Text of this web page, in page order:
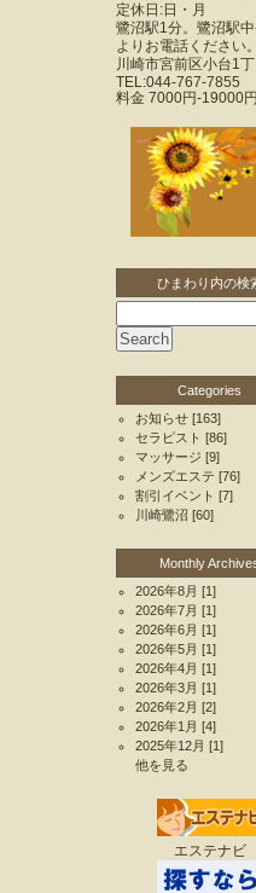
定休日:日・月
鷺沼駅1分。鷺沼駅
よりお電話ください。
川崎市宮前区小台1丁
TEL:044-767-7855
料金 7000円-19000円
ひまわり内の検
Categories
お知らせ [163]
セラピスト [86]
マッサージ [9]
メンズエステ [76]
割引イベント [7]
川崎鷺沼 [60]
Monthly
2026年8月 [1]
2026年7月 [1]
2026年6月 [1]
2026年5月 [1]
2026年4月 [1]
2026年3月 [1]
2026年2月 [2]
2026年1月 [4]
2025年12月 [1]
他を見る
エステナビ